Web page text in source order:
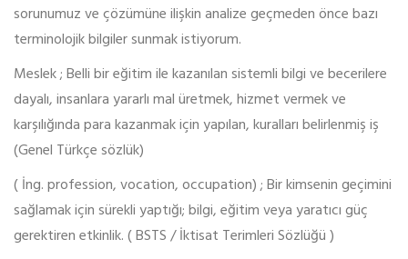
sorunumuz ve çözümüne ilişkin analize geçmeden önce bazı
terminolojik bilgiler sunmak istiyorum.
Meslek ; Belli bir eğitim ile kazanılan sistemli bilgi ve becerilere
dayalı, insanlara yararlı mal üretmek, hizmet vermek ve
karşılığında para kazanmak için yapılan, kuralları belirlenmiş iş
(Genel Türkçe sözlük)
( İng. profession, vocation, occupation) ; Bir kimsenin geçimini
sağlamak için sürekli yaptığı; bilgi, eğitim veya yaratıcı güç
gerektiren etkinlik. ( BSTS / İktisat Terimleri Sözlüğü )